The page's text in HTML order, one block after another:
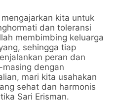
kita untuk
dan toleransi
membimbing keluarga
sehingga tiap
peran dan
dengan
mari kita usahakan
sehat dan harmonis
Sari Erisman.